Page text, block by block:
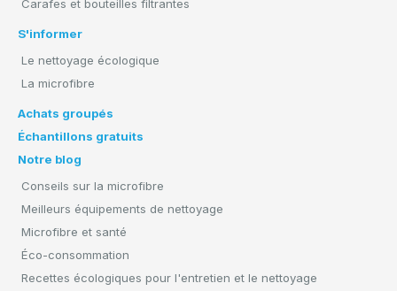
Carafes et bouteilles filtrantes
S'informer
Le nettoyage écologique
La microfibre
Achats groupés
Échantillons gratuits
Notre blog
Conseils sur la microfibre
Meilleurs équipements de nettoyage
Microfibre et santé
Éco-consommation
Recettes écologiques pour l'entretien et le nettoyage